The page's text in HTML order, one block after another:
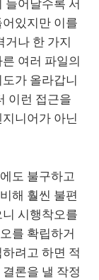
어날수록 서
있지만 이를
거나 한 가지
여러 파일의
가 올라갑니
이런 접근을
니어가 아닌
도 불구하고
해 훨씬 불편
시행착오를
를 확립하거
려고 하면 적
론을 낼 작정